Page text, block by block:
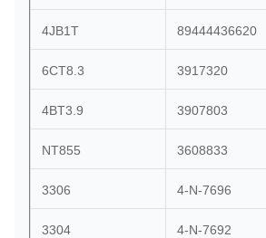
4JB1T 89444436620
6CT8.3 3917320
4BT3.9 3907803
NT855 3608833
3306 4-N-7696
3304 4-N-7692